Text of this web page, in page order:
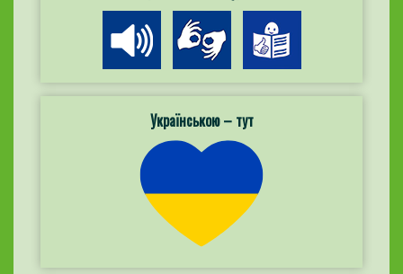
Українською – тут